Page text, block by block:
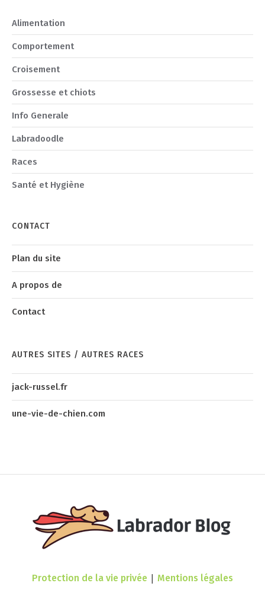
Alimentation
Comportement
Croisement
Grossesse et chiots
Info Generale
Labradoodle
Races
Santé et Hygiène
CONTACT
Plan du site
A propos de
Contact
AUTRES SITES / AUTRES RACES
jack-russel.fr
une-vie-de-chien.com
Protection de la vie privée | Mentions légales